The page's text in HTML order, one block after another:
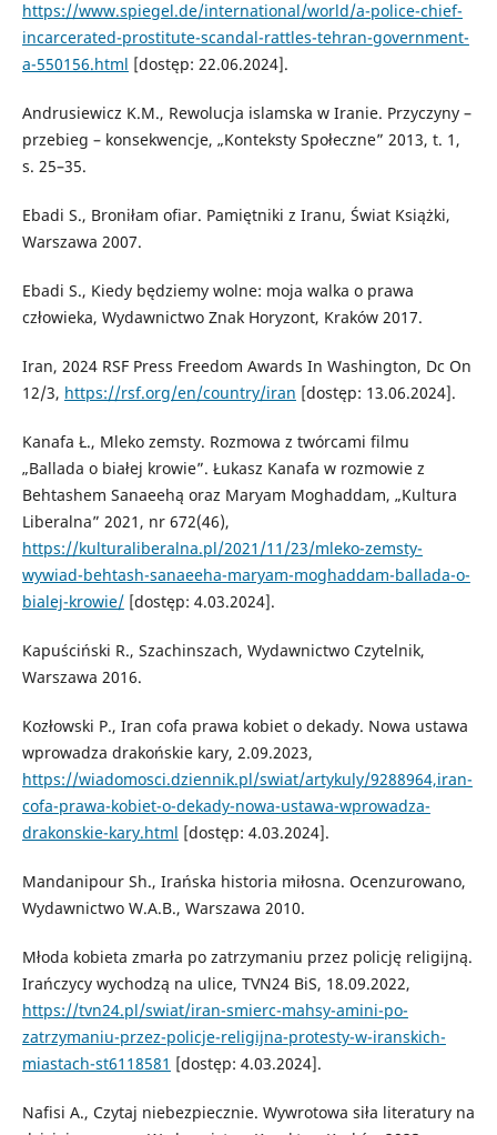
https://www.spiegel.de/international/world/a-police-chief-
incarcerated-prostitute-scandal-rattles-tehran-government-
a-550156.html [dostęp: 22.06.2024].
Andrusiewicz K.M., Rewolucja islamska w Iranie. Przyczyny –
przebieg – konsekwencje, „Konteksty Społeczne” 2013, t. 1,
s. 25–35.
Ebadi S., Broniłam ofiar. Pamiętniki z Iranu, Świat Książki,
Warszawa 2007.
Ebadi S., Kiedy będziemy wolne: moja walka o prawa
człowieka, Wydawnictwo Znak Horyzont, Kraków 2017.
Iran, 2024 RSF Press Freedom Awards In Washington, Dc On
12/3, https://rsf.org/en/country/iran [dostęp: 13.06.2024].
Kanafa Ł., Mleko zemsty. Rozmowa z twórcami filmu
„Ballada o białej krowie”. Łukasz Kanafa w rozmowie z
Behtashem Sanaeehą oraz Maryam Moghaddam, „Kultura
Liberalna” 2021, nr 672(46),
https://kulturaliberalna.pl/2021/11/23/mleko-zemsty-
wywiad-behtash-sanaeeha-maryam-moghaddam-ballada-o-
bialej-krowie/[dostęp: 4.03.2024].
Kapuściński R., Szachinszach, Wydawnictwo Czytelnik,
Warszawa 2016.
Kozłowski P., Iran cofa prawa kobiet o dekady. Nowa ustawa
wprowadza drakońskie kary, 2.09.2023,
https://wiadomosci.dziennik.pl/swiat/artykuly/9288964,iran-
cofa-prawa-kobiet-o-dekady-nowa-ustawa-wprowadza-
drakonskie-kary.html [dostęp: 4.03.2024].
Mandanipour Sh., Irańska historia miłosna. Ocenzurowano,
Wydawnictwo W.A.B., Warszawa 2010.
Młoda kobieta zmarła po zatrzymaniu przez policję religijną.
Irańczycy wychodzą na ulice, TVN24 BiS, 18.09.2022,
https://tvn24.pl/swiat/iran-smierc-mahsy-amini-po-
zatrzymaniu-przez-policje-religijna-protesty-w-iranskich-
miastach-st6118581 [dostęp: 4.03.2024].
Nafisi A., Czytaj niebezpiecznie. Wywrotowa siła literatury na